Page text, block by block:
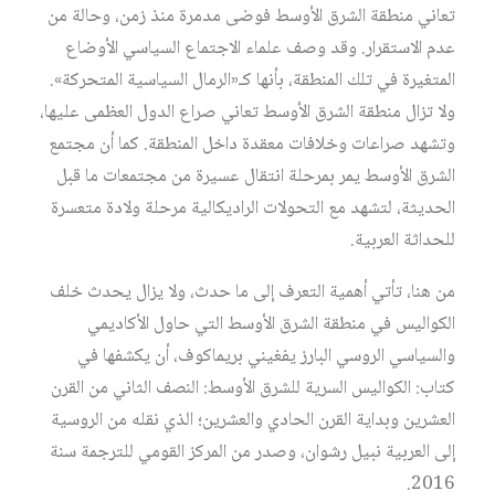
تعاني منطقة الشرق الأوسط فوضى مدمرة منذ زمن، وحالة من
عدم الاستقرار. وقد وصف علماء الاجتماع السياسي الأوضاع
المتغيرة في تلك المنطقة، بأنها كـ«الرمال السياسية المتحركة».
ولا تزال منطقة الشرق الأوسط تعاني صراع الدول العظمى عليها،
وتشهد صراعات وخلافات معقدة داخل المنطقة. كما أن مجتمع
الشرق الأوسط يمر بمرحلة انتقال عسيرة من مجتمعات ما قبل
الحديثة، لتشهد مع التحولات الراديكالية مرحلة ولادة متعسرة
للحداثة العربية.
من هنا، تأتي أهمية التعرف إلى ما حدث، ولا يزال يحدث خلف
الكواليس في منطقة الشرق الأوسط التي حاول الأكاديمي
والسياسي الروسي البارز يفغيني بريماكوف، أن يكشفها في
كتاب: الكواليس السرية للشرق الأوسط: النصف الثاني من القرن
العشرين وبداية القرن الحادي والعشرين؛ الذي نقله من الروسية
إلى العربية نبيل رشوان، وصدر من المركز القومي للترجمة سنة
2016.